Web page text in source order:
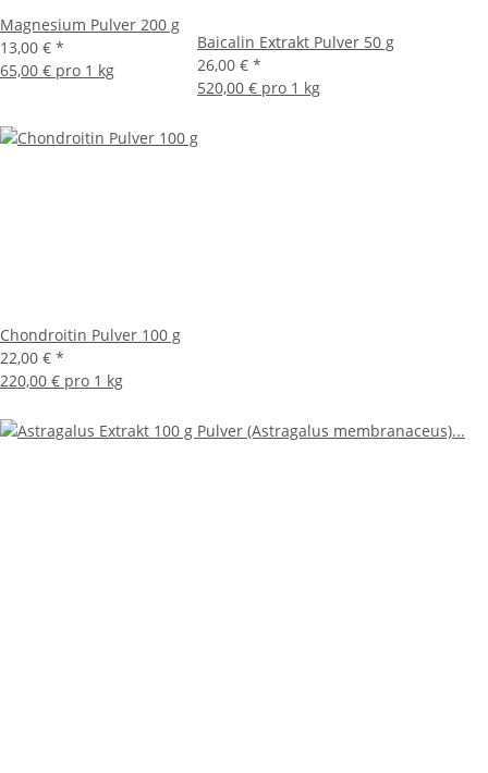
Magnesium Pulver 200 g
13,00 € *
65,00 € pro 1 kg
Baicalin Extrakt Pulver 50 g
26,00 € *
520,00 € pro 1 kg
Chondroitin Pulver 100 g
22,00 € *
220,00 € pro 1 kg